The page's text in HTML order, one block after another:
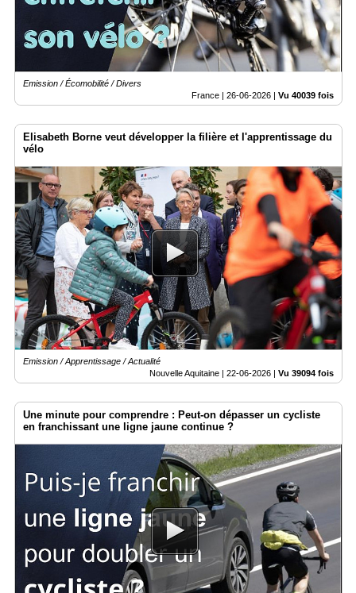
Médias
groupe
Blogs
Prémium
annuaire
Accès
éditeur
Emission / Écomobilité / Divers
France | 26-06-2026 Vu 40039 fois
Elisabeth Borne veut développer la filière et l'apprentissage du
vélo
Emission / Apprentissage / Actualité
Nouvelle Aquitaine | 22-06-2026 | Vu 39094 fois
Une minute pour comprendre : Peut-on dépasser un cycliste
en franchissant une ligne jaune continue ?